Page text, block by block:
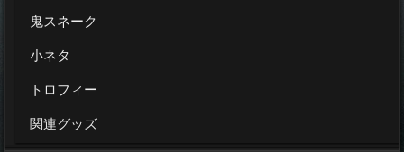
鬼スネーク
小ネタ
トロフィー
関連グッズ